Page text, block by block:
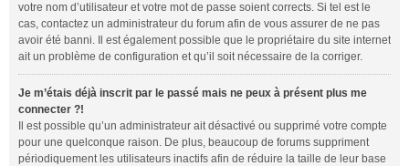
votre nom d’utilisateur et votre mot de passe soient corrects. Si tel est le
cas, contactez un administrateur du forum afin de vous assurer de ne pas
avoir été banni. Il est également possible que le propriétaire du site internet
ait un problème de configuration et qu’il soit nécessaire de la corriger.
Je m’étais déjà inscrit par le passé mais ne peux à présent plus me
connecter ?!
Il est possible qu’un administrateur ait désactivé ou supprimé votre compte
pour une quelconque raison. De plus, beaucoup de forums suppriment
périodiquement les utilisateurs inactifs afin de réduire la taille de leur base